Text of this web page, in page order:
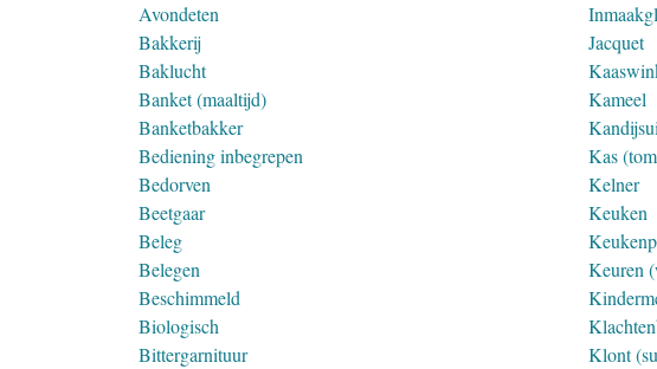
Avondeten
Bakkerij
Baklucht
Banket (maaltijd)
Banketbakker
Bediening inbegrepen
Bedorven
Beetgaar
Beleg
Belegen
Beschimmeld
Biologisch
Bittergarnituur
Jacquet
Kameel
Kas
Kelner
Keuken
Keuren
Klont